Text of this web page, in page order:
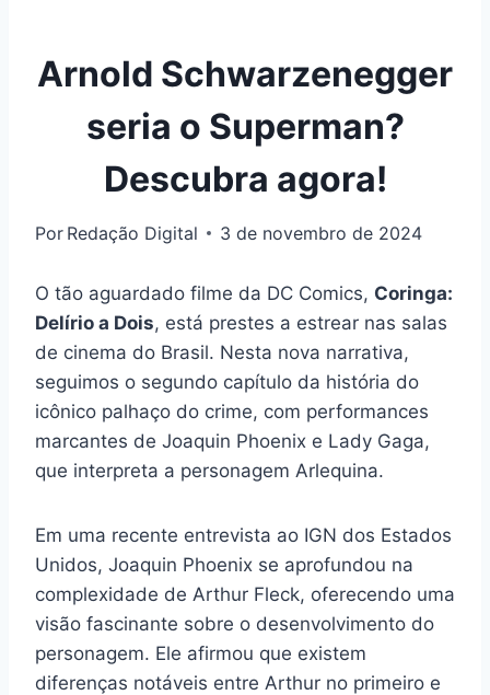
Arnold Schwarzenegger
seria o Superman?
Descubra agora!
Por Redação Digital 3 de novembro de 2024
O tão aguardado filme da DC Comics, Coringa:
Delírio a Dois, está prestes a estrear nas salas
de cinema do Brasil. Nesta nova narrativa,
seguimos o segundo capítulo da história do
icônico palhaço do crime, com performances
marcantes de Joaquin Phoenix e Lady Gaga,
que interpreta a personagem Arlequina.
Em uma recente entrevista ao IGN dos Estados
Unidos, Joaquin Phoenix se aprofundou na
complexidade de Arthur Fleck, oferecendo uma
visão fascinante sobre o desenvolvimento do
personagem. Ele afirmou que existem
diferenças notáveis entre Arthur no primeiro e